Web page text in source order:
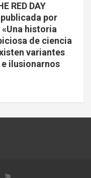
RED DAY
por
«Una historia
de ciencia
variantes
ilusionarnos